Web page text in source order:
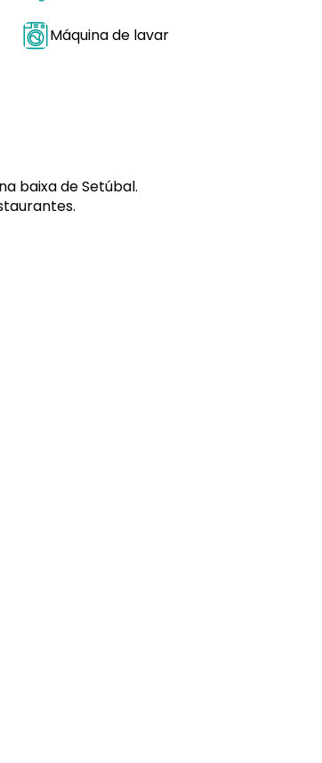
Máquina de lavar
baixa de Setúbal.